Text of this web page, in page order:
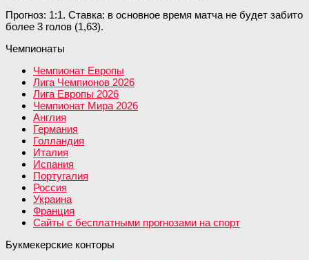
Прогноз: 1:1. Ставка: в основное время матча не будет забито
более 3 голов (1,63).
Чемпионаты
Чемпионат Европы
Лига Чемпионов 2026
Лига Европы 2026
Чемпионат Мира 2026
Англия
Германия
Голландия
Италия
Испания
Португалия
Россия
Украина
Франция
Сайты с бесплатными прогнозами на спорт
Букмекерские конторы